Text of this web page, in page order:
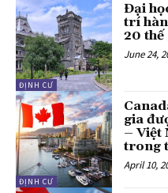
ĐỊNH CƯ
Đại
trí
20 thế
June 24,
ĐỊNH CƯ
gia
– Việt
trong
April 10,